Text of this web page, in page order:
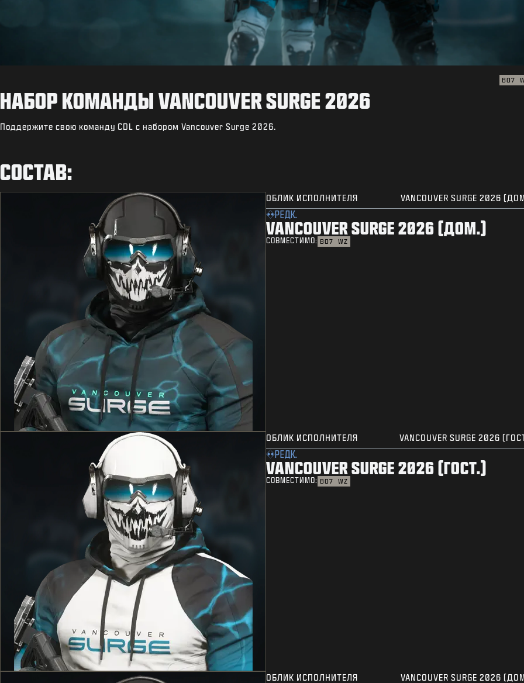
BO7
НАБОР КОМАНДЫ VANCOUVER SURGE 2026
Поддержите свою команду CDL с набором Vancouver Surge 2026.
СОСТАВ:
ОБЛИК ИСПОЛНИТЕЛЯ VANCOUVER SURGE 2026
РЕДК.
VANCOUVER SURGE 2026 (ДОМ.)
СОВМЕСТИМО: BO7 WZ
ОБЛИК ИСПОЛНИТЕЛЯ VANCOUVER SURGE 2026
РЕДК.
VANCOUVER SURGE 2026 (ГОСТ.)
СОВМЕСТИМО: BO7 WZ
ОБЛИК ИСПОЛНИТЕЛЯ VANCOUVER SURGE 2026